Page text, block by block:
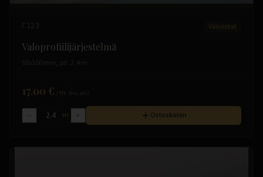
C123 Valolistat
Valoprofiilijärjestelmä
50x100 mm, pit. 2,4 m
17.00 € /m
m Ostoskoriin